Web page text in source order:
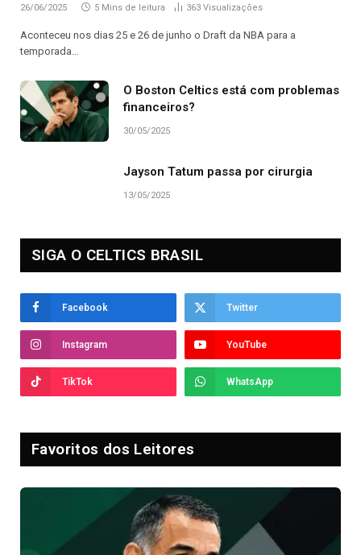
26/06/2025 5 Mins de leitura 363 Visualizações
Aconteceu nos dias 25 e 26 de junho o Draft da NBA para a
temporada…
O Boston Celtics está com problemas
financeiros?
30/05/2025
Jayson Tatum passa por cirurgia
13/05/2025
SIGA O CELTICS BRASIL
Facebook Twitter
Instagram YouTube
TikTok WhatsApp
Favoritos dos Leitores